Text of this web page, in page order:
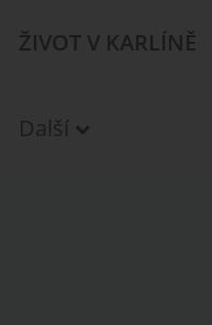
ŽIVOT V KARLÍNĚ
Další